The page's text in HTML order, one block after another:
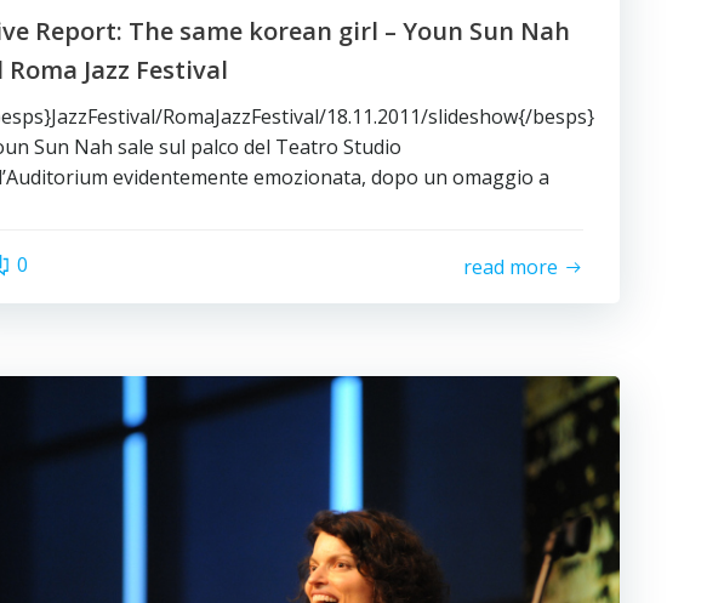
Report: The same korean girl – Youn Sun Nah
Roma Jazz Festival
RomaJazzFestival/18.11.2011/slideshow{/besps}
Sun Nah sale sul palco del Teatro Studio
evidentemente emozionata, dopo un omaggio a
0 read more